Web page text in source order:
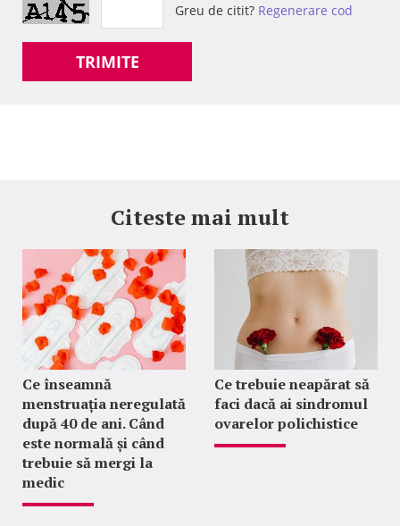
Greu de citit? Regenerare cod
TRIMITE
Citeste mai mult
Ce înseamnă
menstruația neregulată
după 40 de ani. Când
este normală și când
trebuie să mergi la
medic
Ce trebuie neapărat să
faci dacă ai sindromul
ovarelor polichistice